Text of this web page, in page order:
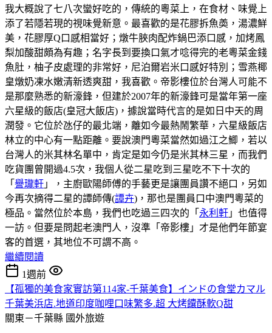
我大概說了七八次蠻好吃的，傳統的粵菜上，在食材、味覺上
添了若隱若現的視味覺新意。最喜歡的是花膠拆魚𡙡，湯濃鮮
美，花膠厚Q口感相當好；燉牛脥肉配炸鍋巴添口感，加烤鳳
梨加酸甜頗為有趣；名字長到要換口氣才唸得完的老粵菜金錢
魚肚，柚子皮處理的非常好，尼泊爾岩米口感好特別；雪燕椰
皇燉奶凍水嫩清新透爽甜，我喜歡。帝影樓位於台灣人可能不
是那麼熟悉的新濠鋒，但建於2007年的新濠鋒可是當年第一座
六星級的飯店(皇冠大飯店)，據說當時代言的是如日中天的周
潤發。它位於氹仔的最北端，離如今最熱鬧繁華，六星級飯店
林立的中心有一點距離。要說澳門粵菜當然如過江之鯽，若以
台灣人的米其林名單中，肯定是如今仍是米其林三星，而我們
吃貨團曾開過4.5次，我個人從二星吃到三星吃不下十次的
「 譽瓏軒 」，主廚歐陽師傅的手藝更是讓團員讚不絕口，另如
今再次摘得二星的譚師傳(譚卉)，那也是團員口中澳門粵菜的
極品。當然位於本島，我們也吃過三四次的「 永利軒 」也值得
一訪。但要是問起老澳門人，沒準「帝影樓」才是他們年節宴
客的首選，其地位不可謂不高。
繼續閱讀
1週前
【孤獨的美食家實訪第114家-千葉美食】インドの食堂カマル
千葉美浜店.地道印度咖哩口味繁多.超 大烤饢酥軟Q甜
關東－千葉縣 國外旅遊